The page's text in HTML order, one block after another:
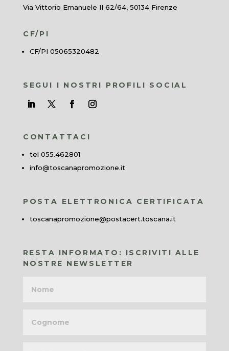
Via Vittorio Emanuele II 62/64, 50134 Firenze
CF/PI
CF/PI 05065320482
SEGUI I NOSTRI PROFILI SOCIAL
CONTATTACI
tel 055.462801
info@toscanapromozione.it
POSTA ELETTRONICA CERTIFICATA
toscanapromozione@postacert.toscana.it
RESTA INFORMATO: ISCRIVITI ALLE
NOSTRE NEWSLETTER